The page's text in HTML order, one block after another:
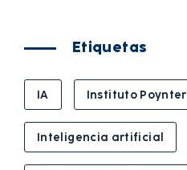
Etiquetas
IA Instituto Poynter
Inteligencia artificial